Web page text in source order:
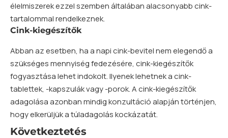
élelmiszerek ezzel szemben általában alacsonyabb cink-
tartalommal rendelkeznek.
Cink-kiegészítők
Abban az esetben, ha a napi cink-bevitel nem elegendő a
szükséges mennyiség fedezésére, cink-kiegészítők
fogyasztása lehet indokolt. Ilyenek lehetnek a cink-
tablettek, -kapszulák vagy -porok. A cink-kiegészítők
adagolása azonban mindig konzultáció alapján történjen,
hogy elkerüljük a túladagolás kockázatát.
Következtetés